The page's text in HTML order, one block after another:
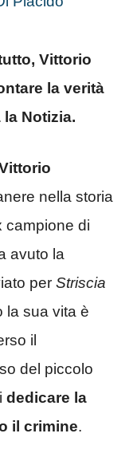
Vittorio
la verità
Notizia.
nella storia
campione di
avuto la
per Striscia
la sua vita è
il
del piccolo
dedicare la
il crimine.